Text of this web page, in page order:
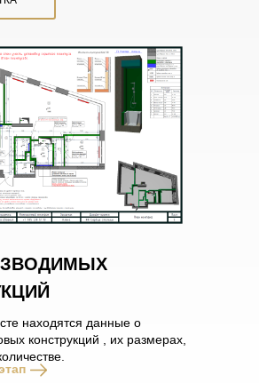
находятся данные о
конструкций , их размерах,